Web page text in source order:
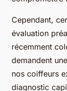
Cependant,
évaluation
récemment
demandent
nos coiffeurs
diagnostic